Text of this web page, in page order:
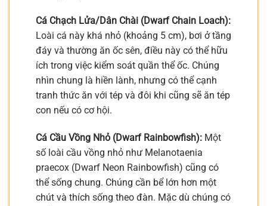
Cá Chạch Lửa/Dân Chài (Dwarf Chain Loach):
Loài cá này khá nhỏ (khoảng 5 cm), bơi ở tầng
đáy và thường ăn ốc sên, điều này có thể hữu
ích trong việc kiểm soát quần thể ốc. Chúng
nhìn chung là hiền lành, nhưng có thể cạnh
tranh thức ăn với tép và đôi khi cũng sẽ ăn tép
con nếu có cơ hội.
Cá Cầu Vồng Nhỏ (Dwarf Rainbowfish): Một
số loài cầu vồng nhỏ như Melanotaenia
praecox (Dwarf Neon Rainbowfish) cũng có
thể sống chung. Chúng cần bể lớn hơn một
chút và thích sống theo đàn. Mặc dù chúng có